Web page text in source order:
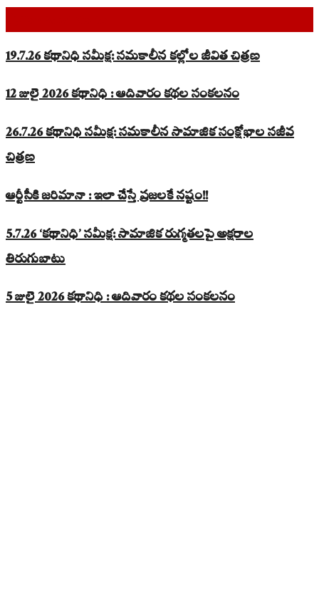
19.7.26 కథానిధి సమీక్ష: సమకాలీన కల్లోల జీవిత చిత్రణ
12 జులై 2026 కథానిధి : ఆదివారం కథల సంకలనం
26.7.26 కథానిధి సమీక్ష: సమకాలీన సామాజిక సంక్షోభాల సజీవ
చిత్రణ
ఆర్టీసీకి జరిమానా : ఇలా చేస్తే ప్రజలకే నష్టం!!
5.7.26 ‘కథానిధి’ సమీక్ష: సామాజిక రుగ్మతలపై అక్షరాల
తిరుగుబాటు
5 జులై 2026 కథానిధి : ఆదివారం కథల సంకలనం